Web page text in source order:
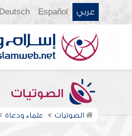
عربي Español
Deutsch
الصوتيات
الصوتيات علماء ودعاة